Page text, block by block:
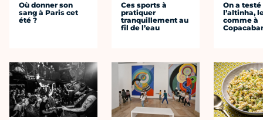
Où donner son
sang à Paris cet
été ?
Ces sports à
pratiquer
tranquillement au
fil de l’eau
On a testé
l’altinha,
comme à